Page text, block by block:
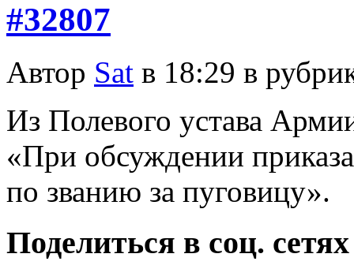
#32807
Автор Sat в 18:29 в
Из Полевого устава
«При обсуждении
по званию за пуговицу».
Поделиться в соц. сетях